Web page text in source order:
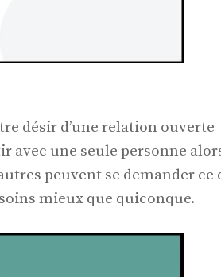
désir d’une relation ouverte
avec une seule personne
peuvent se demander ce
mieux que quiconque.